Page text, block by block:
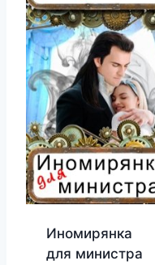
Иномирянка
для министра